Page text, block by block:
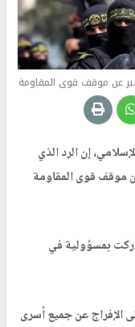
عن موقف قوى المقاومة
إن الرد الذي
قوى المقاومة
بمسؤولية في
الإفراج عن جميع أسرى